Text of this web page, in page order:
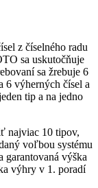
z číselného radu
sa uskutočňuje
sa žrebuje 6
6 výherných čísel a
tip a na jedno
najviac 10 tipov,
voľbou systému
výška
výhry v 1. poradí